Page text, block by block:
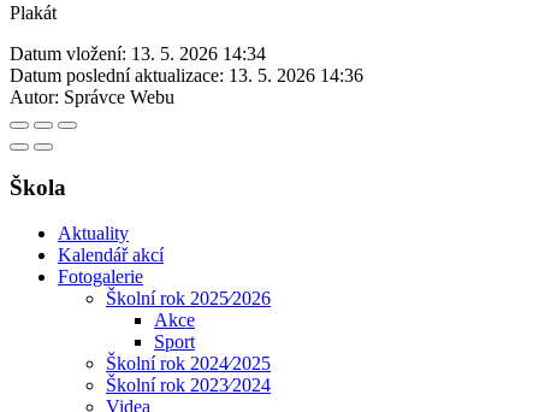
Plakát
Datum vložení: 13. 5. 2026 14:34
Datum poslední aktualizace: 13. 5. 2026 14:36
Autor: Správce Webu
Škola
Aktuality
Kalendář akcí
Fotogalerie
Školní rok 2025⁄2026
Akce
Sport
Školní rok 2024⁄2025
Školní rok 2023⁄2024
Videa